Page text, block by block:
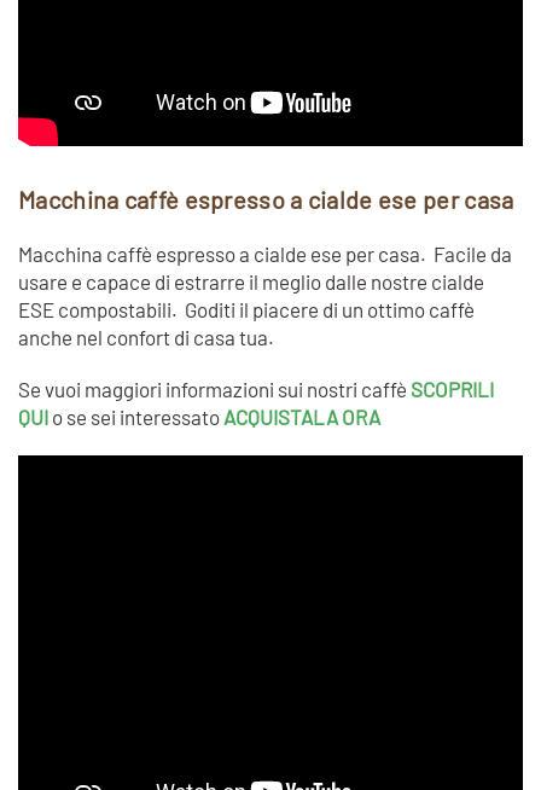
Macchina caffè espresso a cialde ese per casa
Macchina caffè espresso a cialde ese per casa. Facile da
usare e capace di estrarre il meglio dalle nostre cialde
ESE compostabili. Goditi il piacere di un ottimo caffè
anche nel confort di casa tua.
Se vuoi maggiori informazioni sui nostri caffè SCOPRILI
QUI o se sei interessato ACQUISTALA ORA